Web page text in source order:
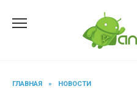
ГЛАВНАЯ » НОВОСТИ